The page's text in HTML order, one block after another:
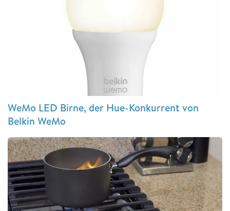
WeMo LED Birne, der Hue-Konkurrent von
Belkin WeMo